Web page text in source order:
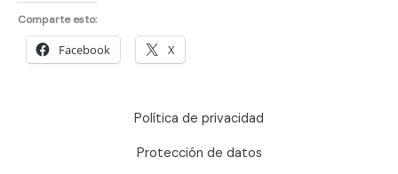
Comparte esto:
Facebook X
Política de privacidad
Protección de datos